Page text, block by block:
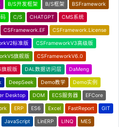
B/S开发框架 B/S框架 BSFramework
C/S CHATGPT CMS系统
CSFramework.EF CSFramework.License
标准版 CSFrameworkV3高级版
旗舰版 CSFrameworkV6.0
舰版 DAL数据访问层 DaMeng
DeepSeek Demo教学 Demo实例
Desktop DOM ECS服务器 EFCore
ERP ES6 Excel FastReport GIT
JavaScript LinERP LINQ MES